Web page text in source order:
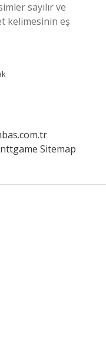
sayılır ve
kelimesinin eş
nttgame Sitemap